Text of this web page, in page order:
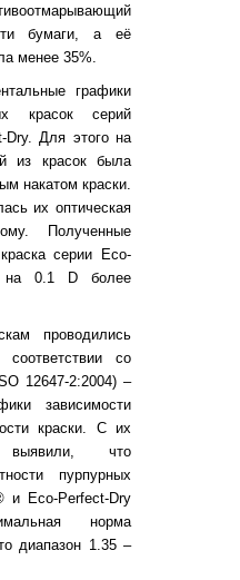
бумаги, а её
менее 35%.
графики
красок серий
Для этого на
из красок была
накатом краски.
их оптическая
Полученные
серии Eco-
на 0.1 D более
проводились
соответствии со
12647-2:2004) –
зависимости
краски. С их
выявили, что
пурпурных
и Eco-Perfect-Dry
норма
диапазон 1.35 –